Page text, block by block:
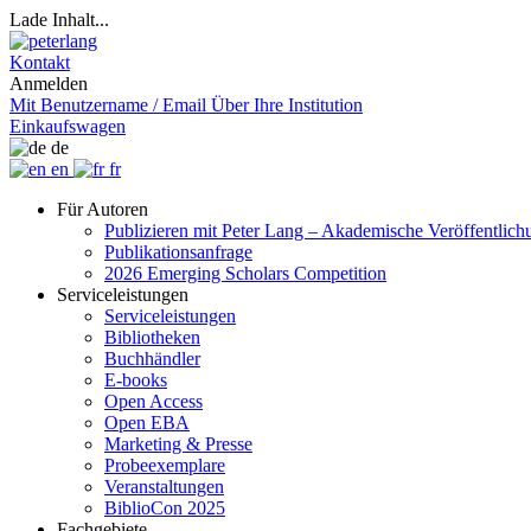
Lade Inhalt...
Kontakt
Anmelden
Mit Benutzername / Email Über Ihre Institution
Einkaufswagen
de
en
fr
Für Autoren
Publizieren mit Peter Lang – Akademische
Publikationsanfrage
2026 Emerging Scholars Competition
Serviceleistungen
Serviceleistungen
Bibliotheken
Buchhändler
E-books
Open Access
Open EBA
Marketing & Presse
Probeexemplare
Veranstaltungen
BiblioCon 2025